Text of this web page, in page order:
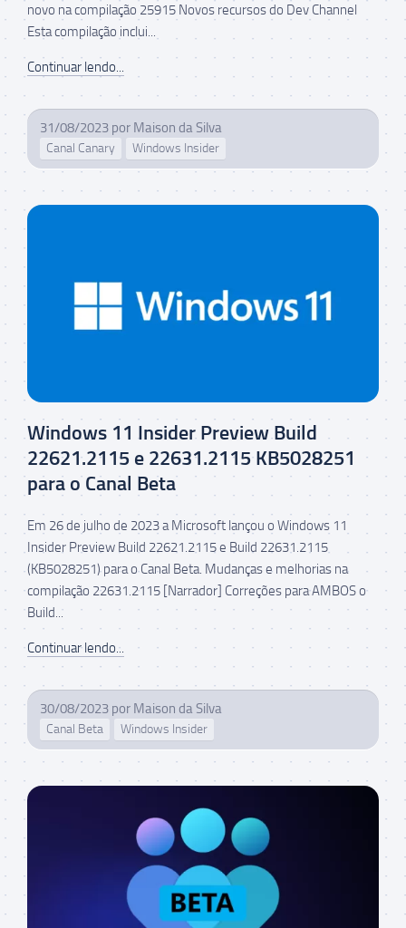
novo na compilação 25915 Novos recursos do Dev Channel
Esta compilação inclui...
Continuar lendo...
31/08/2023 por Maison da Silva
Canal Canary Windows Insider
Windows 11 Insider Preview Build
22621.2115 e 22631.2115 KB5028251
para o Canal Beta
Em 26 de julho de 2023 a Microsoft lançou o Windows 11
Insider Preview Build 22621.2115 e Build 22631.2115
(KB5028251) para o Canal Beta. Mudanças e melhorias na
compilação 22631.2115 [Narrador] Correções para AMBOS o
Build...
Continuar lendo...
30/08/2023 por Maison da Silva
Canal Beta Windows Insider